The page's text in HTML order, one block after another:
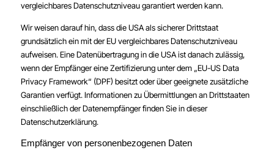
vergleichbares Datenschutzniveau garantiert werden kann.
Wir weisen darauf hin, dass die USA als sicherer Drittstaat
grundsätzlich ein mit der EU vergleichbares Datenschutzniveau
aufweisen. Eine Datenübertragung in die USA ist danach zulässig,
wenn der Empfänger eine Zertifizierung unter dem „EU-US Data
Privacy Framework“ (DPF) besitzt oder über geeignete zusätzliche
Garantien verfügt. Informationen zu Übermittlungen an Drittstaaten
einschließlich der Datenempfänger finden Sie in dieser
Datenschutzerklärung.
Empfänger von personenbezogenen Daten